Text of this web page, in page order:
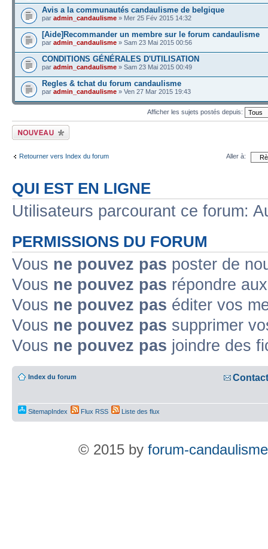
Avis a la communautés candaulisme de belgique
par admin_candaulisme » Mer 25 Fév 2015 14:32
[Aide]Recommander un membre sur le forum candaulisme
par admin_candaulisme » Sam 23 Mai 2015 00:56
CONDITIONS GÉNÉRALES D'UTILISATION
par admin_candaulisme » Sam 23 Mai 2015 00:49
Regles & tchat du forum candaulisme
par admin_candaulisme » Ven 27 Mar 2015 19:43
Afficher les sujets postés depuis:
Écrire un nouveau
sujet
Retourner vers Index du forum Aller à:
QUI EST EN LIGNE
Utilisateurs parcourant ce forum:
PERMISSIONS DU FORUM
Vous ne pouvez pas poster de
Vous ne pouvez pas répondre
Vous ne pouvez pas éditer vos
Vous ne pouvez pas supprimer
Vous ne pouvez pas joindre des
Index du forum Contact
SitemapIndex Flux RSS Liste des flux
© 2015 by forum-